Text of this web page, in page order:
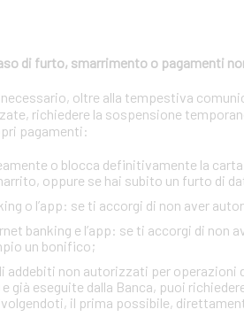
di furto, smarrimento o pagamenti
oltre alla tempestiva
richiedere la sospensione
pagamenti:
o blocca definitivamente la
oppure se hai subito un furto di
o l’app: se ti accorgi di non aver
banking e l’app: se ti accorgi di
un bonifico;
addebiti non autorizzati per
già eseguite dalla Banca, puoi
il prima possibile,